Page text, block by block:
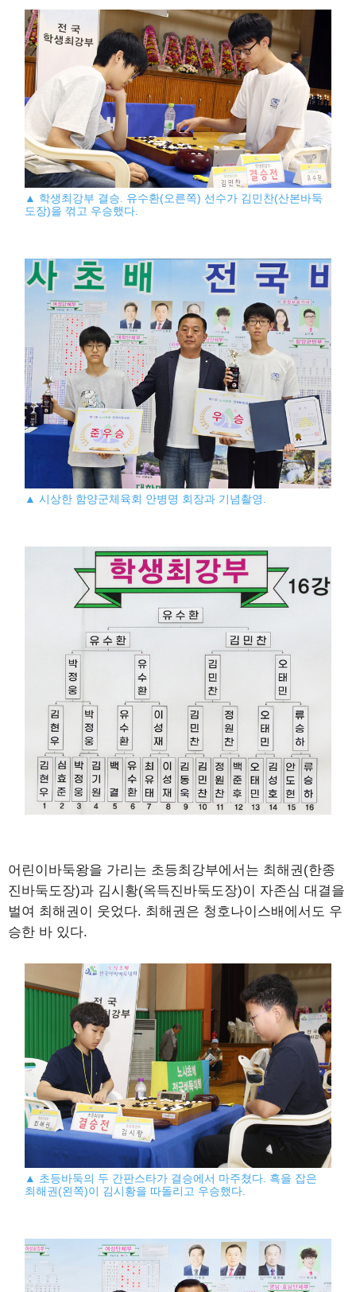
▲ 학생최강부 결승. 유수환(오른쪽) 선수가 김민찬(산본바둑
도장)을 꺾고 우승했다.
▲ 시상한 함양군체육회 안병명 회장과 기념촬영.
어린이바둑왕을 가리는 초등최강부에서는 최해권(한종
진바둑도장)과 김시황(옥득진바둑도장)이 자존심 대결을
벌여 최해권이 웃었다. 최해권은 청호나이스배에서도 우
승한 바 있다.
▲ 초등바둑의 두 간판스타가 결승에서 마주쳤다. 흑을 잡은
최해권(왼쪽)이 김시황을 따돌리고 우승했다.